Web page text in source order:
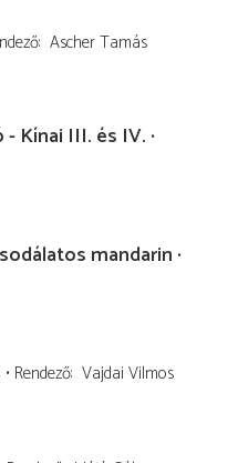
Ascher Tamás
Kínai III. és IV.
mandarin
Rendező Vajdai Vilmos